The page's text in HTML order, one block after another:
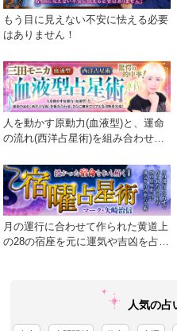
もう目に見えない不安に怯える必要
はありません！
人を動かす原動力(血液型)と、運命
の流れ(西洋占星術)を組み合わせ、
月の運行に合わせて作られた黄道上
の28の宿座を元に運気や吉凶を占う
人気の占